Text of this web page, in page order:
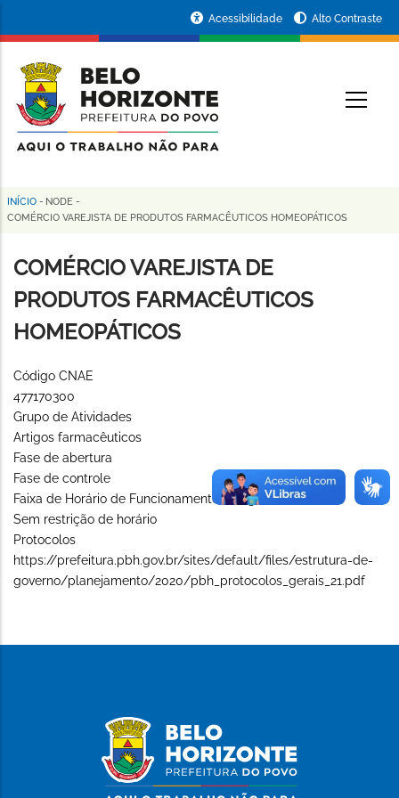
conteúdo
principal
da
Prefeitura
de
Horizonte
Acessibilidade Alto Contraste
Trilha
navegação
INÍCIO - NODE -
COMÉRCIO VAREJISTA DE PRODUTOS FARMACÊUTICOS HOMEOPÁTICOS
COMÉRCIO VAREJISTA DE
PRODUTOS FARMACÊUTICOS
HOMEOPÁTICOS
Código CNAE
477170300
Grupo de Atividades
Artigos farmacêuticos
Fase de abertura
Fase de controle
Faixa de Horário de Funcionamento (Long)
Sem restrição de horário
Protocolos
https://prefeitura.pbh.gov.br/sites/default/files/estrutura-de-
governo/planejamento/2020/pbh_protocolos_gerais_21.pdf